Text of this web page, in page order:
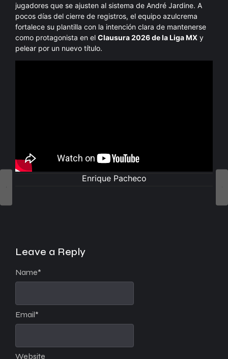
jugadores que se ajusten al sistema de André Jardine. A
pocos días del cierre de registros, el equipo azulcrema
fortalece su plantilla con la intención clara de mantenerse
como protagonista en el Clausura 2026 de la Liga MX y
pelear por un nuevo título.
Enrique Pacheco
Leave a Reply
Name*
Email*
Website